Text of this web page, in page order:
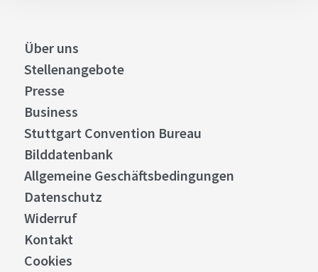
Über uns
Stellenangebote
Presse
Business
Stuttgart Convention Bureau
Bilddatenbank
Allgemeine Geschäftsbedingungen
Datenschutz
Widerruf
Kontakt
Cookies